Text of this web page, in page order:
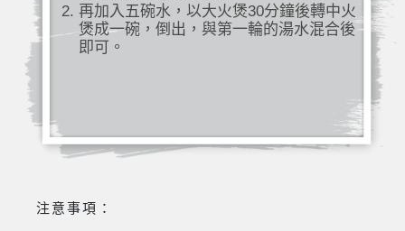
再加入五碗水，以大火煲30分鐘後轉中火
煲成一碗，倒出，與第一輪的湯水混合後
即可。
注意事項：